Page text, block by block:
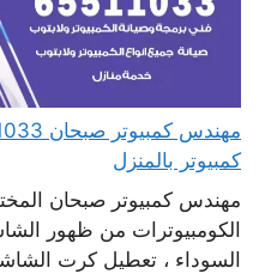
كمبيوتر بالمنزل
مهندس كمبيوتر صبحان
الكومبيوترات من ظهور
السوداء ، تعطيل كرت